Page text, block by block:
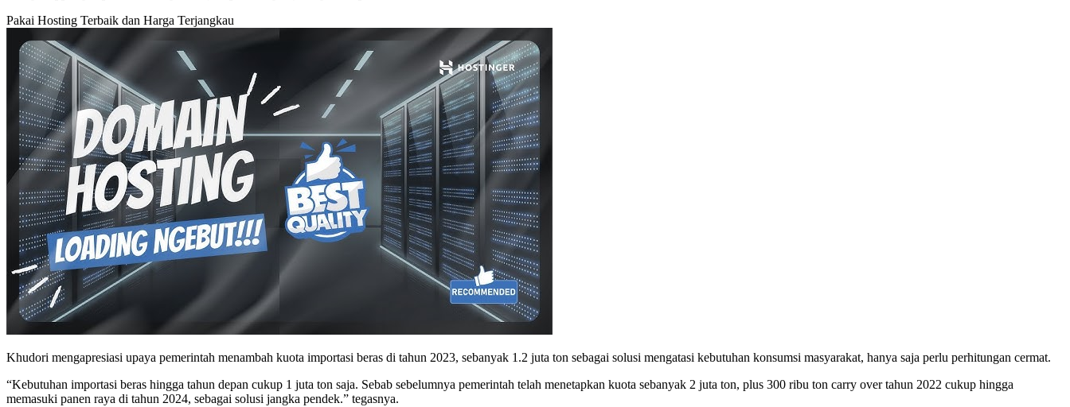
Pakai Hosting Terbaik dan Harga Terjangkau
Khudori mengapresiasi upaya pemerintah menambah kuota importasi beras di tahun 2023, sebanyak 1.2 juta ton sebagai solusi mengatasi kebutuhan konsumsi masyarakat, hanya saja perlu perhitungan cermat.
“Kebutuhan importasi beras hingga tahun depan cukup 1 juta ton saja. Sebab sebelumnya pemerintah telah menetapkan kuota sebanyak 2 juta ton, plus 300 ribu ton carry over tahun 2022 cukup hingga
memasuki panen raya di tahun 2024, sebagai solusi jangka pendek.” tegasnya.